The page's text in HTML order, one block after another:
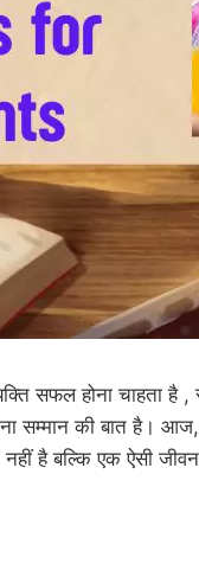
होना चाहता है ,
सम्मान की बात है।
है बल्कि एक ऐसी